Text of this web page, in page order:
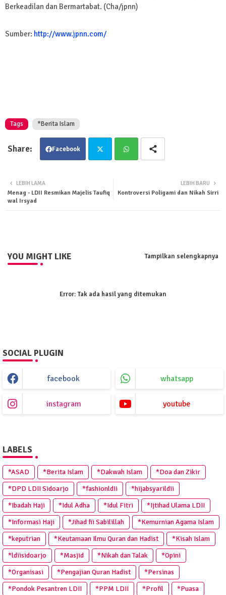
Berkeadilan dan Bermartabat. (Cha/jpnn)
Sumber: http://www.jpnn.com/
Tags *Berita Islam
Facebook
ter tsa
LEBIH BARU
Kontroversi Poligami dan Nikah Sirri
LEBIH LAMA
Menag - LDII Resmikan Majelis Taufiq
wal Irsyad
YOU MIGHT LIKE Tampilkan selengkapnya
Error:Tak ada hasil yang ditemukan
SOCIAL PLUGIN
facebook whatsapp
instagram youtube
LABELS
*ASAD *Berita Islam *Dakwah Islam
*Doa dan Zikir
*DPD LDII Sidoarjo
*fashionldii
*hijabsyarildii
*Ibadah Haji
*Idul Adha *Idul Fitri
*Ijtihad Ulama LDII
*Informasi Haji
*Jihad fii Sabilillah
*Kemurnian Agama Islam
*keputrian
*Keutamaan Ilmu Quran dan Hadist
*Kisah Islam
*ldiisidoarjo
*Masjid *Nikah dan Talak
*Opini
*Organisasi
*Pengajian Quran Hadist
*Persinas
*Pondok Pesantren LDII
*PPM LDII *Profil *Puasa